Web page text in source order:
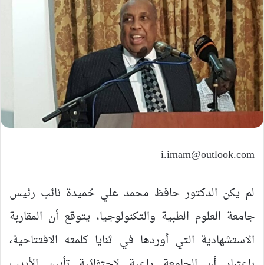
i.imam@outlook.com
لم يكن الدكتور حافظ محمد علي حُميدة نائب رئيس
جامعة العلوم الطبية والتكنولوجيا، يتوقع أن المقاربة
الاستشهادية التي أوردها في ثنايا كلمته الافتتاحية،